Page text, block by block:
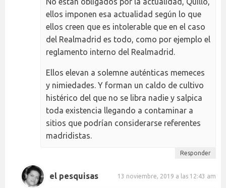
ellos imponen esa actualidad según lo que
ellos creen que es intolerable que en el caso
del Realmadrid es todo, como por ejemplo el
reglamento interno del Realmadrid.
Ellos elevan a solemne auténticas memeces
y nimiedades. Y forman un caldo de cultivo
histérico del que no se libra nadie y salpica
toda existencia llegando a contaminar a
sitios que podrían considerarse referentes
madridistas.
Responder
el pesquisas 13 noviembre, 2019 a las 12:43 am